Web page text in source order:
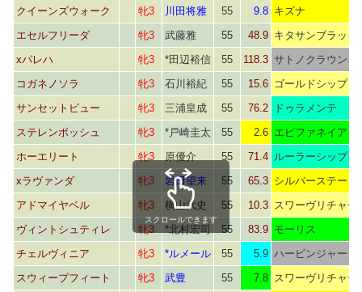
クイーンズウォーク
牝3 川田将雅 55 9.8 キズナ
エセルフリーダ
牝3 武藤雅 55 48.9 キタサンブラック
xパレハ
牝3 *田辺裕信 55 118.3 サトノクラウン
コガネノソラ
牝3 石川裕紀 55 15.6 ゴールドシップ
サンセットビュー
牝3 三浦皇成 55 76.2
ドゥラメンテ
ステレンボッシュ
牝3 *戸崎圭太 55 2.6 エピファネイア
ホーエリート
牝3 原優介 55 71.4 ルーラーシップ
xラヴァンダ
牝3 岩田望来 55 65.3 シルバーステート
アドマイヤベル
牝3 横山武史 55 10.3 スワーヴリチャー
ヴィントシュティレ
牝3 *北村宏司 55 83.9 モーリス
チェルヴィニア
牝3 *ルメール 55 5.9 ハービンジャー
スウィープフィート
牝3 武豊 55 7.8 スワーヴリチャー
スクロールできます